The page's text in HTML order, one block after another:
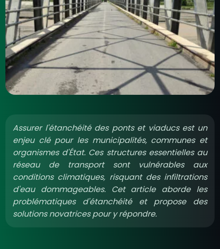
Assurer l'étanchéité des ponts et viaducs est un
enjeu clé pour les municipalités, communes et
organismes d'État. Ces structures essentielles au
réseau de transport sont vulnérables aux
conditions climatiques, risquant des infiltrations
d'eau dommageables. Cet article aborde les
problématiques d'étanchéité et propose des
solutions novatrices pour y répondre.